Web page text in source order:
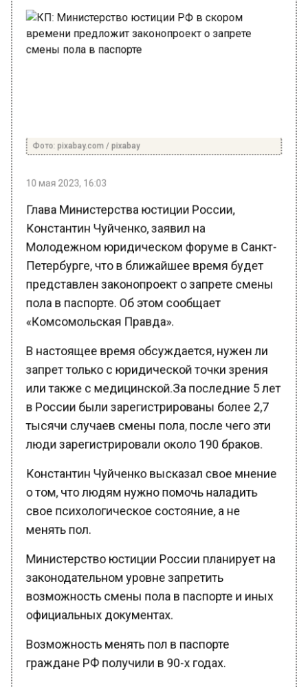
Константин Чуйченко, заявил на
Молодежном юридическом форуме в Санкт-
Петербурге, что в ближайшее время будет
представлен законопроект о запрете смены
пола в паспорте. Об этом сообщает
«Комсомольская Правда».
В настоящее время обсуждается, нужен ли
запрет только с юридической точки зрения
или также с медицинской.За последние 5 лет
в России были зарегистрированы более 2,7
тысячи случаев смены пола, после чего эти
люди зарегистрировали около 190 браков.
Константин Чуйченко высказал свое мнение
о том, что людям нужно помочь наладить
свое психологическое состояние, а не
менять пол.
Министерство юстиции России планирует на
законодательном уровне запретить
возможность смены пола в паспорте и иных
официальных документах.
Возможность менять пол в паспорте
граждане РФ получили в 90-х годах.